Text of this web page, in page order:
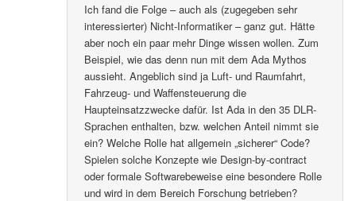
Ich fand die Folge – auch als (zugegeben sehr
interessierter) Nicht-Informatiker – ganz gut. Hätte
aber noch ein paar mehr Dinge wissen wollen. Zum
Beispiel, wie das denn nun mit dem Ada Mythos
aussieht. Angeblich sind ja Luft- und Raumfahrt,
Fahrzeug- und Waffensteuerung die
Haupteinsatzzwecke dafür. Ist Ada in den 35 DLR-
Sprachen enthalten, bzw. welchen Anteil nimmt sie
ein? Welche Rolle hat allgemein „sicherer“ Code?
Spielen solche Konzepte wie Design-by-contract
oder formale Softwarebeweise eine besondere Rolle
und wird in dem Bereich Forschung betrieben?